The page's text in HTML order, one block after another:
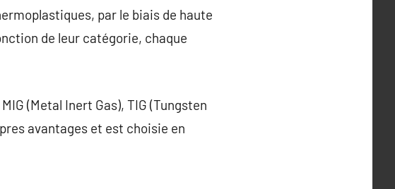
par le biais de haute
de leur catégorie, chaque
(Metal Inert Gas), TIG (Tungsten
avantages et est choisie en